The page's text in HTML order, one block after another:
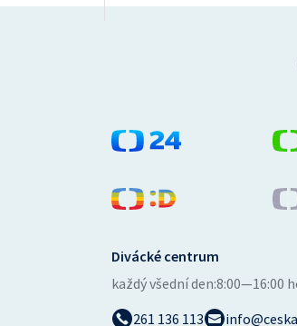
Divácké centrum
každý všední den:8:00—16:00
261 136 113